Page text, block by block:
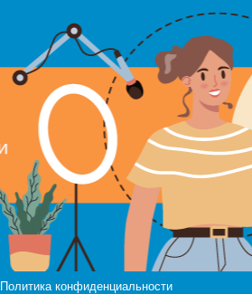
Политика конфиденциальности